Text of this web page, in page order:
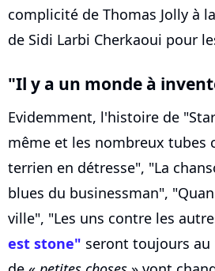
complicité de Thomas Jolly à
de Sidi Larbi Cherkaoui pour
"Il y a un monde à
Evidemment, l'histoire de
même et les nombreux tubes
terrien en détresse", "La
blues du businessman",
ville", "Les uns contre les
est stone" seront toujours au